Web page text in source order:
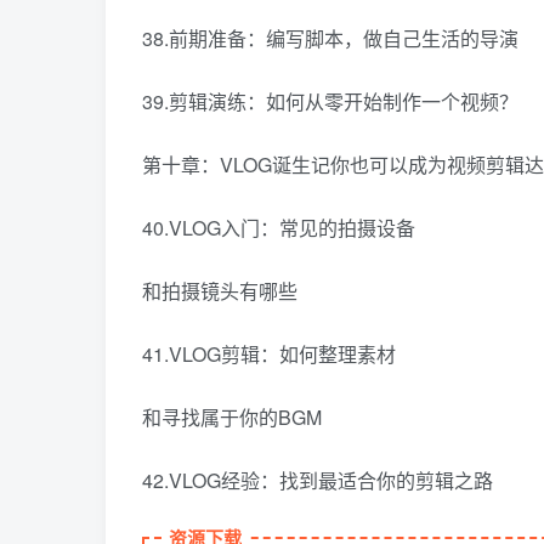
38.前期准备：编写脚本，做自己生活的导演
39.剪辑演练：如何从零开始制作一个视频？
第十章：VLOG诞生记你也可以成为视频剪辑
40.VLOG入门：常见的拍摄设备
和拍摄镜头有哪些
41.VLOG剪辑：如何整理素材
和寻找属于你的BGM
42.VLOG经验：找到最适合你的剪辑之路
资源下载